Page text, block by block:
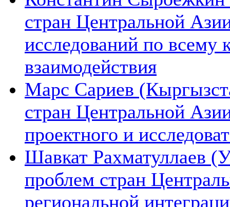
стран Центральной
исследований по всему
взаимодействия
Марс Сариев
стран Центральной
проектного и
Шавкат Рахматуллаев
проблем стран
региональной